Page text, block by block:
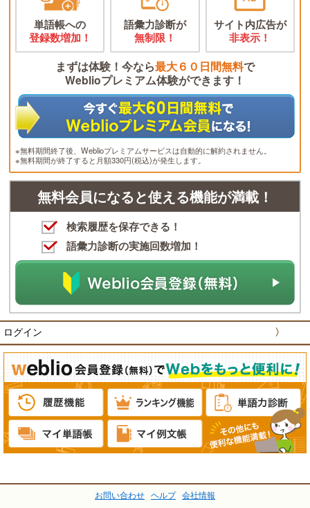
単語帳への
登録数増加！
語彙力診断が
無制限！
サイト内広告が
非表示！
まずは体験！今なら最大６０日間無料で
Weblioプレミアム体験ができます！
※無料期間終了後、Weblioプレミアムサービスは自動的に解約されません。
※無料期間が終了すると月額330円(税込)が発生します。
無料会員になると使える機能が満載！
検索履歴を保存できる！
語彙力診断の実施回数増加！
ログイン 〉
お問い合わせ ヘルプ 会社情報